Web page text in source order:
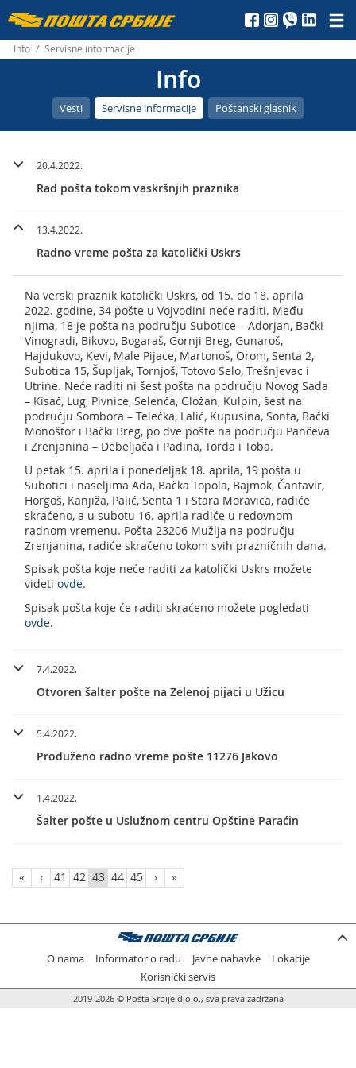
Пошта
Србије
д.о.о.
Info / Servisne informacije
Info
Vesti Servisne informacije Poštanski glasnik
20.4.2022.
Rad pošta tokom vaskršnjih praznika
13.4.2022.
Radno vreme pošta za katolički Uskrs
Na verski praznik katolički Uskrs, od 15. do 18. aprila
2022. godine, 34 pošte u Vojvodini neće raditi. Među
njima, 18 je pošta na području Subotice – Adorjan, Bački
Vinogradi, Bikovo, Bogaraš, Gornji Breg, Gunaroš,
Hajdukovo, Kevi, Male Pijace, Martonoš, Orom, Senta 2,
Subotica 15, Šupljak, Tornjoš, Totovo Selo, Trešnjevac i
Utrine. Neće raditi ni šest pošta na području Novog Sada
– Kisač, Lug, Pivnice, Selenča, Gložan, Kulpin, šest na
području Sombora – Telečka, Lalić, Kupusina, Sonta, Bački
Monoštor i Bački Breg, po dve pošte na području Pančeva
i Zrenjanina – Debeljača i Padina, Torda i Toba.
U petak 15. aprila i ponedeljak 18. aprila, 19 pošta u
Subotici i naseljima Ada, Bačka Topola, Bajmok, Čantavir,
Horgoš, Kanjiža, Palić, Senta 1 i Stara Moravica, radiće
skraćeno, a u subotu 16. aprila radiće u redovnom
radnom vremenu. Pošta 23206 Mužlja na području
Zrenjanina, radiće skraćeno tokom svih prazničnih dana.
Spisak pošta koje neće raditi za katolički Uskrs možete
videti ovde.
Spisak pošta koje će raditi skraćeno možete pogledati
ovde.
7.4.2022.
Otvoren šalter pošte na Zelenoj pijaci u Užicu
5.4.2022.
Produženo radno vreme pošte 11276 Jakovo
1.4.2022.
Šalter pošte u Uslužnom centru Opštine Paraćin
« ‹ 41 42 43 44 45 › »
O nama Informator o radu Javne nabavke
Lokacije
Korisnički servis
2019-2026 © Pošta Srbije d.o.o., sva prava zadržana